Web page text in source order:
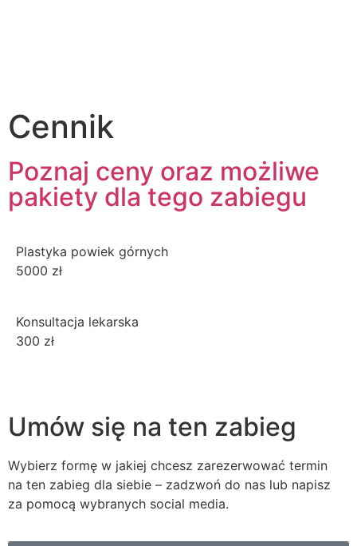
Cennik
Poznaj ceny oraz możliwe
pakiety dla tego zabiegu
Plastyka powiek górnych
5000 zł
Konsultacja lekarska
300 zł
Umów się na ten zabieg
Wybierz formę w jakiej chcesz zarezerwować termin
na ten zabieg dla siebie – zadzwoń do nas lub napisz
za pomocą wybranych social media.